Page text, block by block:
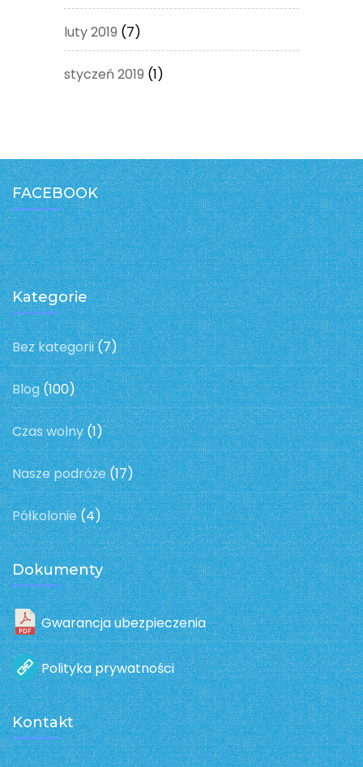
luty 2019 (7)
styczeń 2019 (1)
FACEBOOK
Kategorie
Bez kategorii(7)
Blog(100)
Czas wolny(1)
Nasze podróże(17)
Półkolonie(4)
Dokumenty
Gwarancja ubezpieczenia
Polityka prywatności
Kontakt